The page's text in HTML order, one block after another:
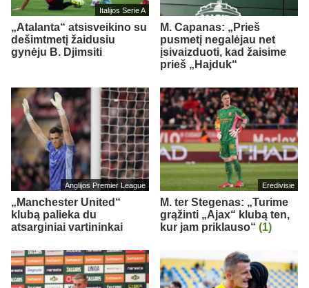
Italijos Serie A
„Atalanta“ atsisveikino su
dešimtmetį žaidusiu
gynėju B. Djimsiti
M. Capanas: „Prieš
pusmetį negalėjau net
įsivaizduoti, kad žaisime
prieš „Hajduk“
Anglijos Premier League
„Manchester United“
klubą palieka du
atsarginiai vartininkai
Eredivisie
M. ter Stegenas: „Turime
grąžinti „Ajax“ klubą ten,
kur jam priklauso“ (1)